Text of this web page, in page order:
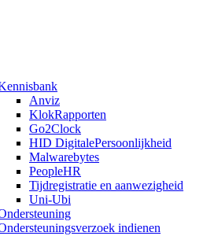
Anviz
KlokRapporten
Go2Clock
HID DigitalePersoonlijkheid
Malwarebytes
PeopleHR
Tijdregistratie en aanwezigheid
Uni-Ubi
indienen